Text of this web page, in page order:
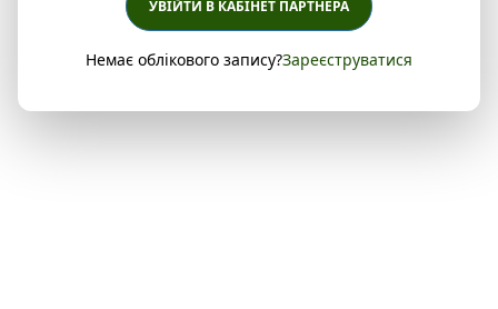
УВІЙТИ В КАБІНЕТ ПАРТНЕРА
Немає облікового запису?Зареєструватися